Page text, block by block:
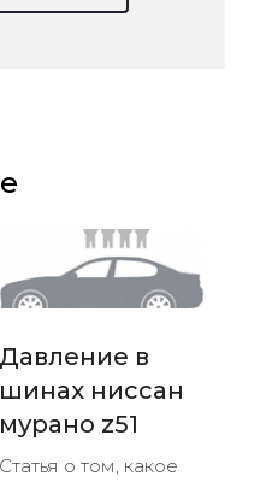
Давление в
шинах ниссан
мурано z51
Статья о том, какое